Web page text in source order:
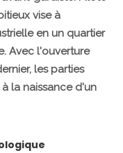
vise à
en un quartier
Avec l'ouverture
les parties
la naissance d'un